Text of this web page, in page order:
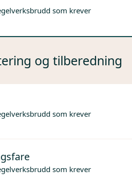
som krever
og tilberedning
som krever
som krever